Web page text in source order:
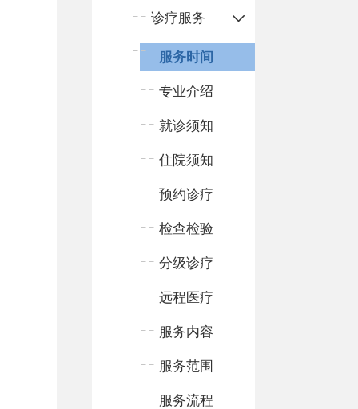
诊疗服务
服务时间
专业介绍
就诊须知
住院须知
预约诊疗
检查检验
分级诊疗
远程医疗
服务内容
服务范围
服务流程